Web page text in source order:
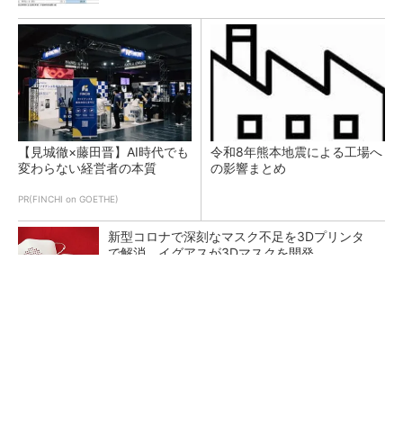
【見城徹×藤田晋】AI時代でも
変わらない経営者の本質
PR(FINCHI on GOETHE)
令和8年熊本地震による工場へ
の影響まとめ
新型コロナで深刻なマスク不足を3Dプリンタ
で解消、イグアスが3Dマスクを開発